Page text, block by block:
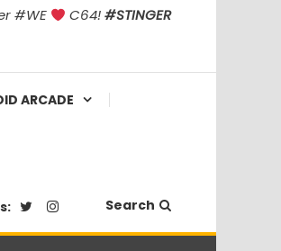
#WE C64!#STINGER
ARCADE
Search